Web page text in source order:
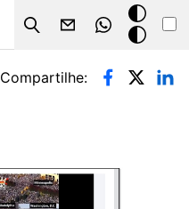
Search
Modo
escuro
Compartilhe: